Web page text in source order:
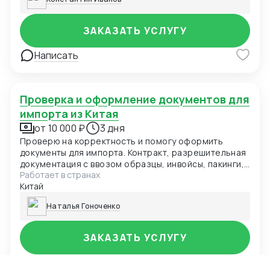
Написать
ЗАКАЗАТЬ УСЛУГУ
Проверка и оформление документов для
импорта из Китая
от 10 000 ₽ 3 дня
Проверю на корректность и помогу оформить
документы для импорта. Контракт, разрешительная
документация с ввозом образцы, инвойсы, пакинги,
экспортные, таможенные драфты, помощь с
контролем корректных данных в ВК.
Работает в странах
Китай
Наталья Гоноченко
ЗАКАЗАТЬ УСЛУГУ